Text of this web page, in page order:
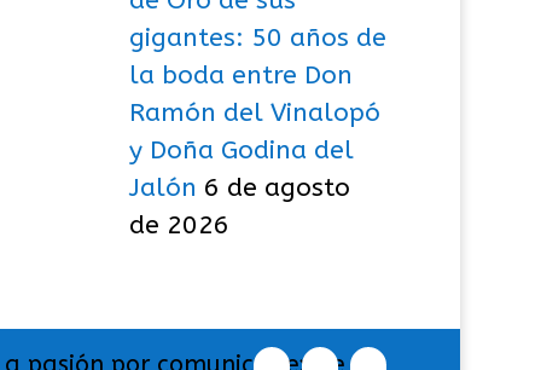
gigantes: 50 años de
la boda entre Don
Ramón del Vinalopó
y Doña Godina del
Jalón 6 de agosto
de 2026